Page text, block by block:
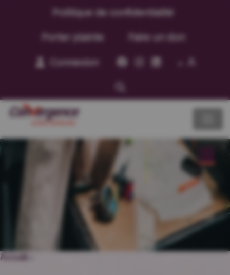
Politique de confidentialité
Porter plainte Faire un don
Connexion
Accueil